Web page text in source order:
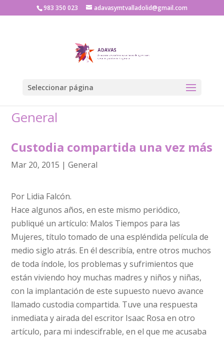
983 350 023 adavasymtvalladolid@gmail.com
Seleccionar página
General
Custodia compartida una vez más
Mar 20, 2015 |General
Por Lidia Falcón.
Hace algunos años, en este mismo periódico,
publiqué un artículo: Malos Tiempos para las
Mujeres, título tomado de una espléndida película de
medio siglo atrás. En él describía, entre otros muchos
de toda índole, los problemas y sufrimientos que
están viviendo hoy muchas madres y niños y niñas,
con la implantación de este supuesto nuevo avance
llamado custodia compartida. Tuve una respuesta
inmediata y airada del escritor Isaac Rosa en otro
artículo, para mi indescifrable, en el que me acusaba